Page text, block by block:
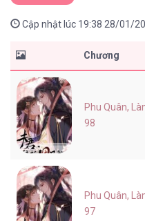
Cập nhật lúc 19:38 28/01/
Chương
Phu Quân,
98
Phu Quân,
97